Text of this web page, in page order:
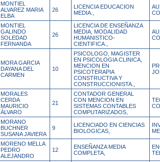
MONTIEL
ALVAREZ MARIA
ELBA
26
LICENCIA EDUCACION
MEDIA.,
MONTIEL
GALINDO
SOLEDAD
FERNANDA
26
LICENCIA DE ENSEÑANZA
MEDIA, MODALIDAD
HUMANISTICO-
CIENTIFICA.,
MORA GARCIA
DAYANA DEL
CARMEN
10
PSICOLOGO, MAGISTER
EN PSICOLOGIA CLINICA,
MENCION EN
PSICOTERAPIA
CONSTRUCTIVA Y
CONSTRUCCIONISTA.,
MORALES
CERDA
MAURICIO
ÁLVARO
21
CONTADOR GENERAL
CON MENCION EN
SISTEMAS CONTABLES
COMPUTARIZADOS,
MORANO
BUCHNER
SUSANA JAVIERA
9
LICENCIADO EN CIENCIAS
BIOLOGICAS,
MORENO MELLA
PEDRO
ALEJANDRO
12
ENSEÑANZA MEDIA
COMPLETA,